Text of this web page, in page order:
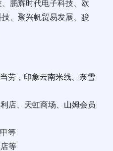
鹏辉时代电子科技、欧
、聚兴帆贸易发展、骏
劳，印象云南米线、奈雪
店 、天虹商场、山姆会员
等
等